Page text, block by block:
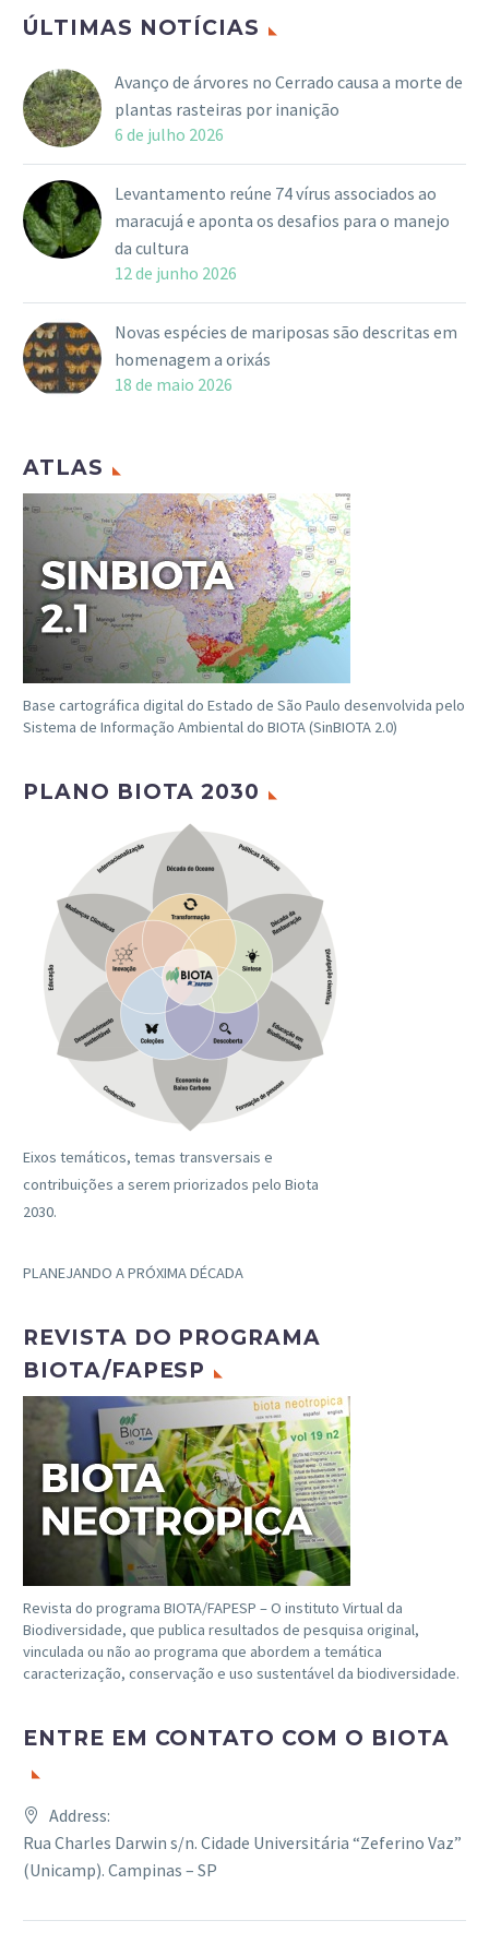
ÚLTIMAS NOTÍCIAS
Avanço de árvores no Cerrado causa a morte de
plantas rasteiras por inanição
6 de julho 2026
Levantamento reúne 74 vírus associados ao
maracujá e aponta os desafios para o manejo
da cultura
12 de junho 2026
Novas espécies de mariposas são descritas em
homenagem a orixás
18 de maio 2026
ATLAS
Base cartográfica digital do Estado de São Paulo desenvolvida pelo
Sistema de Informação Ambiental do BIOTA (SinBIOTA 2.0)
PLANO BIOTA 2030
Eixos temáticos, temas transversais e
contribuições a serem priorizados pelo Biota
2030.
PLANEJANDO A PRÓXIMA DÉCADA
REVISTA DO PROGRAMA
BIOTA/FAPESP
Revista do programa BIOTA/FAPESP – O instituto Virtual da
Biodiversidade, que publica resultados de pesquisa original,
vinculada ou não ao programa que abordem a temática
caracterização, conservação e uso sustentável da biodiversidade.
ENTRE EM CONTATO COM O BIOTA
Address:
Rua Charles Darwin s/n. Cidade Universitária “Zeferino Vaz”
(Unicamp). Campinas – SP